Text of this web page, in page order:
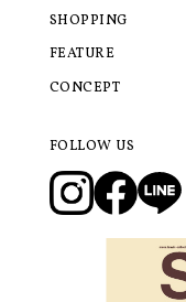
SHOPPING
FEATURE
CONCEPT
FOLLOW US